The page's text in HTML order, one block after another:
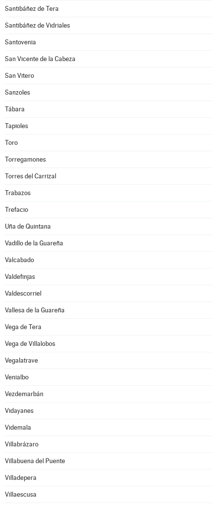
Santibáñez de Tera
Santibáñez de Vidriales
Santovenia
San Vicente de la Cabeza
San Vitero
Sanzoles
Tábara
Tapioles
Toro
Torregamones
Torres del Carrizal
Trabazos
Trefacio
Uña de Quintana
Vadillo de la Guareña
Valcabado
Valdefinjas
Valdescorriel
Vallesa de la Guareña
Vega de Tera
Vega de Villalobos
Vegalatrave
Venialbo
Vezdemarbán
Vidayanes
Videmala
Villabrázaro
Villabuena del Puente
Villadepera
Villaescusa